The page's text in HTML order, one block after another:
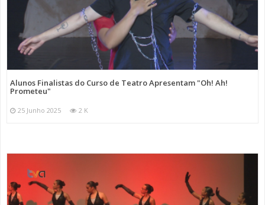
Alunos Finalistas do Curso de Teatro Apresentam "Oh! Ah!
Prometeu"
25 Junho 2025 2 K